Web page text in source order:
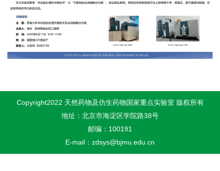
Copyright2022 天然药物及仿生药物国家重点实验室 版权所有
地址：北京市海淀区学院路38号
邮编：100191
E-mail：zdsys@bjmu.edu.cn